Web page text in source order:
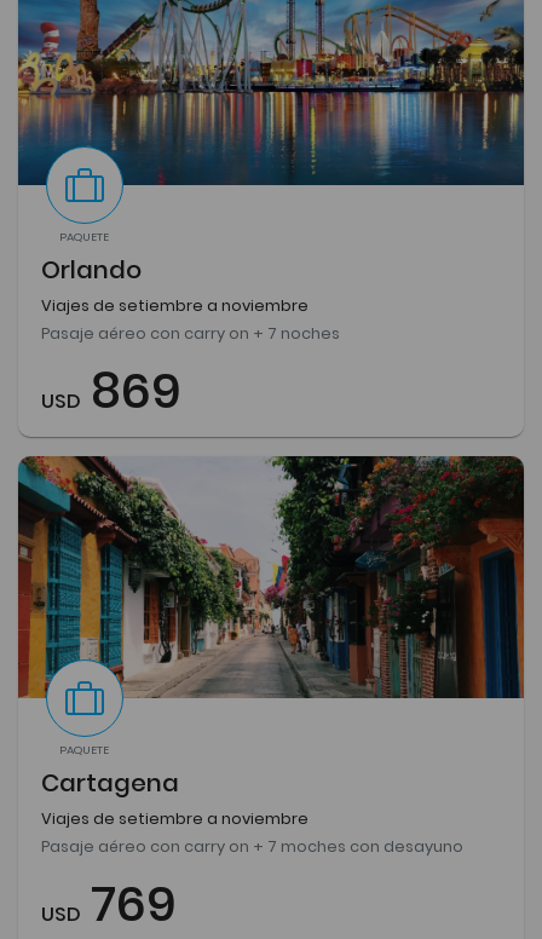
PAQUETE
Orlando
Viajes de setiembre a noviembre
Pasaje aéreo con carry on + 7 noches
USD 869
PAQUETE
Cartagena
Viajes de setiembre a noviembre
Pasaje aéreo con carry on + 7 moches con desayuno
USD 769